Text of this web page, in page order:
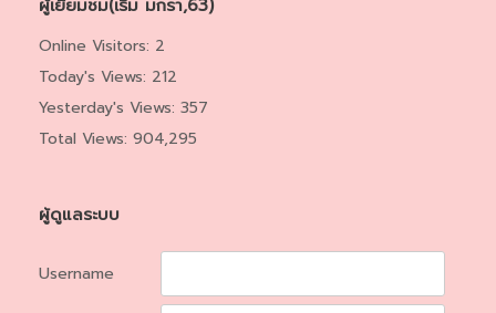
ผู้เยี่ยมชม(เริ่ม มกรา,63)
Online Visitors: 2
Today's Views: 212
Yesterday's Views: 357
Total Views: 904,295
ผู้ดูแลระบบ
Username